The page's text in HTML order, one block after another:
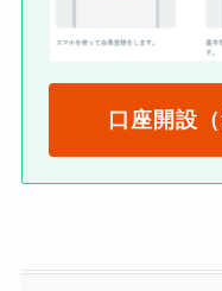
口座開設